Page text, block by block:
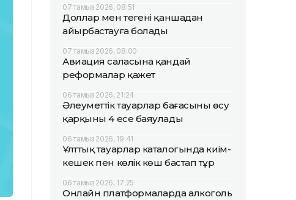
07 тамыз 2026, 08:51
Доллар мен теңгені қаншадан
айырбастауға болады
07 тамыз 2026, 08:00
Авиация саласына қандай
реформалар қажет
06 тамыз 2026, 21:24
Әлеуметтік тауарлар бағасының өсу
қарқыны 4 есе баяулады
06 тамыз 2026, 19:41
Ұлттық тауарлар каталогында киім-
кешек пен көлік көш бастап тұр
06 тамыз 2026, 17:25
Онлайн платформаларда алкоголь